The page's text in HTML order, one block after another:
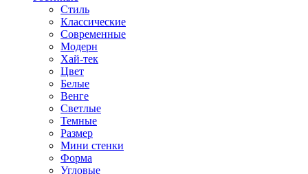
Стиль
Классические
Современные
Модерн
Хай-тек
Цвет
Белые
Венге
Светлые
Темные
Размер
Мини стенки
Форма
Угловые